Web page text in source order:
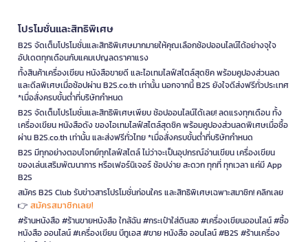
โปรโมชั่นและสิทธิพิเศษ
B2S จัดเต็มโปรโมชั่นและสิทธิพิเศษมากมายให้คุณเลือกช้อปออนไลน์ได้อย่างจุใจ
อัปเดตทุกเดือนกับแคมเปญลดราคาแรง
ทั้งสินค้าเครื่องเขียน หนังสือขายดี และไอเทมไลฟ์สไตล์สุดชิค พร้อมคูปองส่วนลด
และดีลพิเศษเมื่อช้อปผ่าน B2S.co.th เท่านั้น นอกจากนี้ B2S ยังใจดีส่งฟรีทั่วประเทศ
*เมื่อสั่งครบขั้นต่ำที่บริษัทกำหนด
B2S จัดเต็มโปรโมชั่นและสิทธิพิเศษเพียบ ช้อปออนไลน์ได้เลย! ลดแรงทุกเดือน ทั้ง
เครื่องเขียน หนังสือดัง ของไอเทมไลฟ์สไตล์สุดชิค พร้อมคูปองส่วนลดพิเศษเมื่อซื้อ
ผ่าน B2S.co.th เท่านั้น และส่งฟรีทั่วไทย *เมื่อสั่งครบขั้นต่ำที่บริษัทกำหนด
B2S มีทุกอย่างตอบโจทย์ทุกไลฟ์สไตล์ ไม่ว่าจะเป็นอุปกรณ์อ่านเขียน เครื่องเขียน
ของเล่นเสริมพัฒนาการ หรือเฟอร์นิเจอร์ ช้อปง่าย สะดวก ทุกที่ ทุกเวลา แค่มี App
B2S
สมัคร B2S Club รับข่าวสารโปรโมชั่นก่อนใคร และสิทธิพิเศษเฉพาะสมาชิก! คลิกเลย
👉 สมัครสมาชิกเลย!
#ร้านหนังสือ #ร้านขายหนังสือ ใกล้ฉัน #กระเป๋าใส่ดินสอ #เครื่องเขียนออนไลน์ #ซื้อ
หนังสือ ออนไลน์ #เครื่องเขียน บีทูเอส #ขาย หนังสือ ออนไลน์ #B2S #ร้านเครื่อง